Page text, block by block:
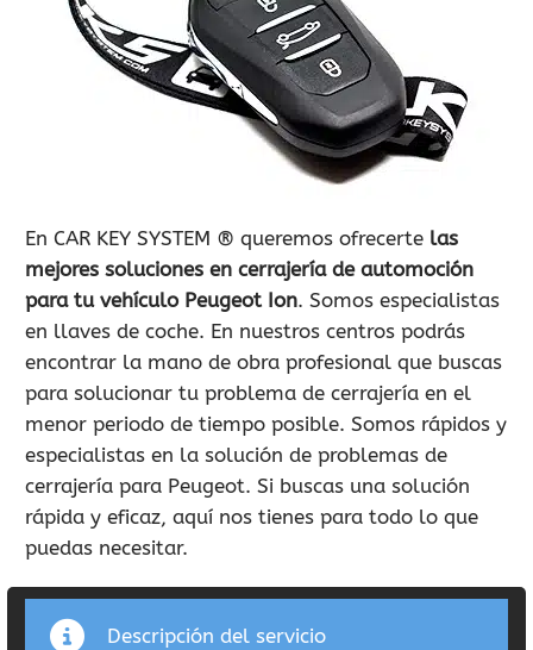
900 802 604
LLAMA GRATIS
En CAR KEY SYSTEM ® queremos ofrecerte las
mejores soluciones en cerrajería de automoción
para tu vehículo Peugeot Ion. Somos especialistas
en llaves de coche. En nuestros centros podrás
encontrar la mano de obra profesional que buscas
para solucionar tu problema de cerrajería en el
menor periodo de tiempo posible. Somos rápidos y
especialistas en la solución de problemas de
cerrajería para Peugeot. Si buscas una solución
rápida y eficaz, aquí nos tienes para todo lo que
puedas necesitar.
Descripción del servicio